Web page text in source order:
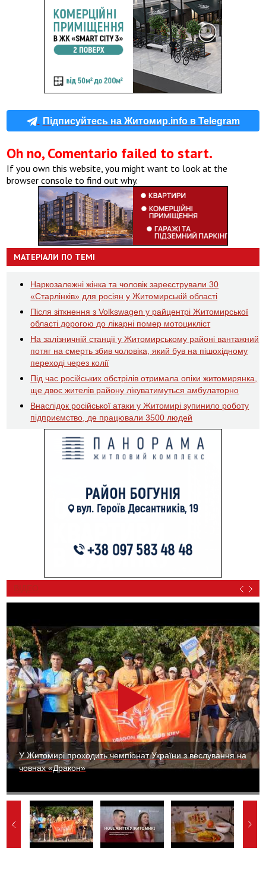
Підписуйтесь на Житомир.info в Telegram
Oh no, Comentario failed to start.
If you own this website, you might want to look at the
browser console to find out why.
МАТЕРІАЛИ ПО ТЕМІ
Наркозалежні жінка та чоловік зареєстрували 30
«Старлінків» для росіян у Житомирській області
Після зіткнення з Volkswagen у райцентрі Житомирської
області дорогою до лікарні помер мотоцикліст
На залізничній станції у Житомирському районі вантажний
потяг на смерть збив чоловіка, який був на пішохідному
переході через колії
Під час російських обстрілів отримала опіки житомирянка,
ще двоє жителів району лікуватимуться амбулаторно
Внаслідок російської атаки у Житомирі зупинило роботу
підприємство, де працювали 3500 людей
ВІДЕО
У Житомирі проходить чемпіонат України з веслування на
човнах «Дракон»